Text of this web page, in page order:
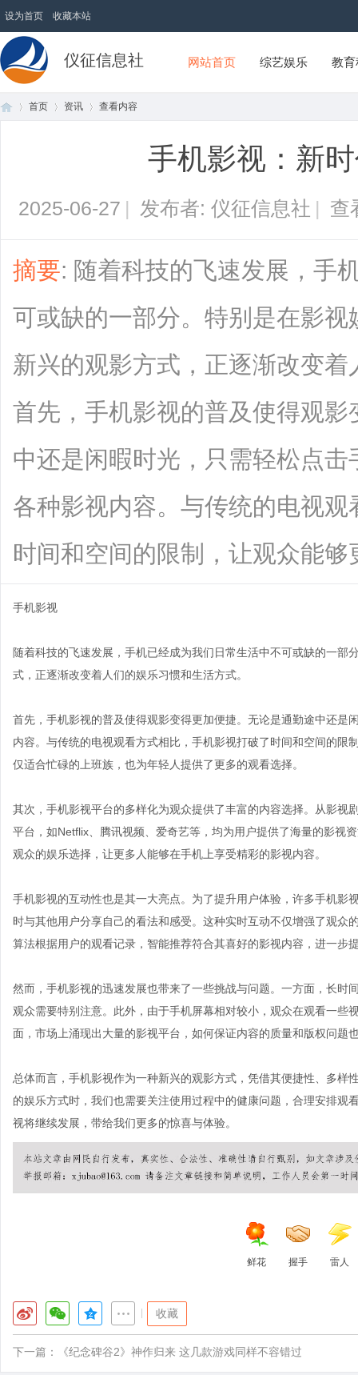
设为首页 收藏本站
仪征信息社 网站首页 综艺娱乐 教
首页 资讯 查看内容
手机影视：新
2025-06-27 | 发布者: 仪征信息社 | 查
摘要: 随着科技的飞速发展，手
可或缺的一部分。特别是在影
新兴的观影方式，正逐渐改变
首先，手机影视的普及使得观
中还是闲暇时光，只需轻松点
各种影视内容。与传统的电视
时间和空间的限制，让观众能够
手机影视
随着科技的飞速发展，手机已经成为我们日常生活中不可或缺的一
式，正逐渐改变着人们的娱乐习惯和生活方式。
首先，手机影视的普及使得观影变得更加便捷。无论是通勤途中还是
内容。与传统的电视观看方式相比，手机影视打破了时间和空间的
仅适合忙碌的上班族，也为年轻人提供了更多的观看选择。
其次，手机影视平台的多样化为观众提供了丰富的内容选择。从影视
平台，如Netflix、腾讯视频、爱奇艺等，均为用户提供了海量的影视
观众的娱乐选择，让更多人能够在手机上享受精彩的影视内容。
手机影视的互动性也是其一大亮点。为了提升用户体验，许多手机影
时与其他用户分享自己的看法和感受。这种实时互动不仅增强了观
算法根据用户的观看记录，智能推荐符合其喜好的影视内容，进一步
然而，手机影视的迅速发展也带来了一些挑战与问题。一方面，长时
观众需要特别注意。此外，由于手机屏幕相对较小，观众在观看一些
面，市场上涌现出大量的影视平台，如何保证内容的质量和版权问题
总体而言，手机影视作为一种新兴的观影方式，凭借其便捷性、多
的娱乐方式时，我们也需要关注使用过程中的健康问题，合理安排
视将继续发展，带给我们更多的惊喜与体验。
鲜花 握手 雷人
收藏
下一篇： 《纪念碑谷2》神作归来 这几款游戏同样不容错过